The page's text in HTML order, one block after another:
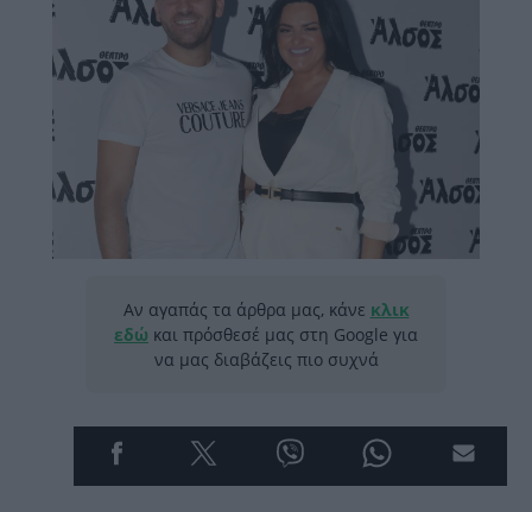
Αν αγαπάς τα άρθρα μας, κάνε κλικ
εδώ και πρόσθεσέ μας στη Google για
να μας διαβάζεις πιο συχνά